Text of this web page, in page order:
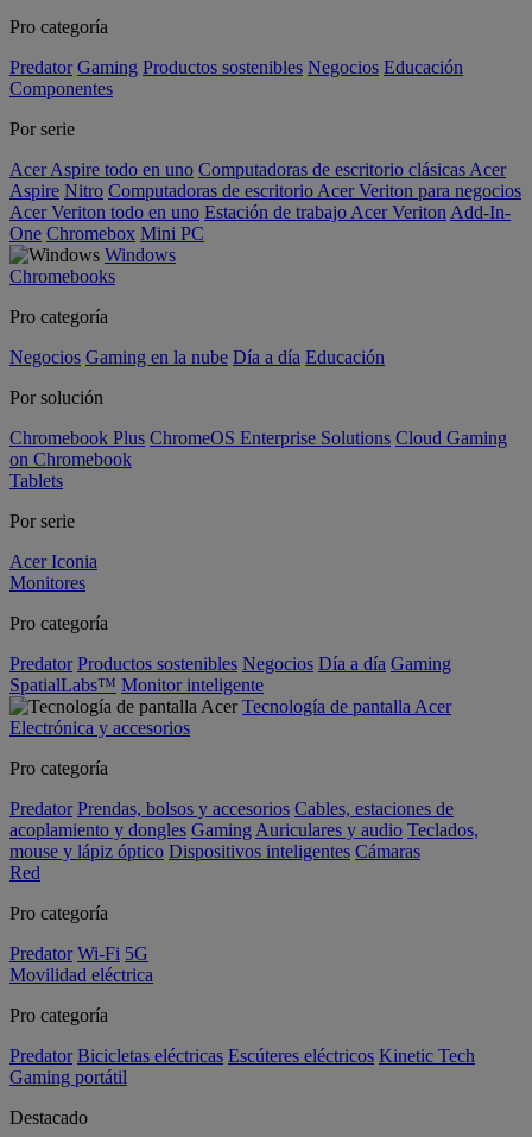
Pro categoría
Predator Gaming Productos sostenibles Negocios Educación
Componentes
Por serie
Acer Aspire todo en uno Computadoras de escritorio clásicas Acer
Aspire Nitro Computadoras de escritorio Acer Veriton para negocios
Acer Veriton todo en uno Estación de trabajo Acer Veriton Add-In-
One Chromebox Mini PC
Windows
Chromebooks
Pro categoría
Negocios Gaming en la nube Día a día Educación
Por solución
Chromebook Plus ChromeOS Enterprise Solutions Cloud Gaming
on Chromebook
Tablets
Por serie
Acer Iconia
Monitores
Pro categoría
Predator Productos sostenibles Negocios Día a día Gaming
SpatialLabs™ Monitor inteligente
Tecnología de pantalla Acer
Electrónica y accesorios
Pro categoría
Predator Prendas, bolsos y accesorios Cables, estaciones de
acoplamiento y dongles Gaming Auriculares y audio Teclados,
mouse y lápiz óptico Dispositivos inteligentes Cámaras
Red
Pro categoría
Predator Wi-Fi 5G
Movilidad eléctrica
Pro categoría
Predator Bicicletas eléctricas Escúteres eléctricos Kinetic Tech
Gaming portátil
Destacado